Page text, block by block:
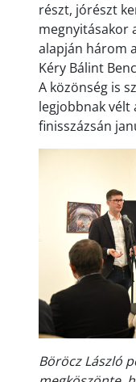
részt, jórészt
megnyitásakor
alapján három
Kéry Bálint
A közönség is
legjobbnak vélt
finisszázsán
Böröcz László